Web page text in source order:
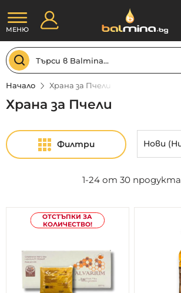
към
съдържанието
МЕНЮ
Начало Храна за Пчели
Храна за Пчели
Филтри
1-24 от 30 продукта
ОТСТЪПКИ ЗА
КОЛИЧЕСТВО!